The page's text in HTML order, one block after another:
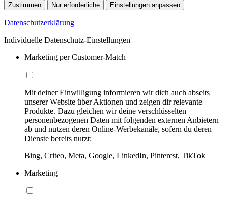
Zustimmen Nur erforderliche Einstellungen anpassen
Datenschutzerklärung
Individuelle Datenschutz-Einstellungen
Marketing per Customer-Match
Mit deiner Einwilligung informieren wir dich auch abseits
unserer Website über Aktionen und zeigen dir relevante
Produkte. Dazu gleichen wir deine verschlüsselten
personenbezogenen Daten mit folgenden externen Anbietern
ab und nutzen deren Online-Werbekanäle, sofern du deren
Dienste bereits nutzt:
Bing, Criteo, Meta, Google, LinkedIn, Pinterest, TikTok
Marketing